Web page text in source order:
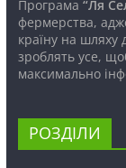
Програма “Ля
фермерства,
країну на шляху
зроблять усе,
максимально
РОЗДІЛИ